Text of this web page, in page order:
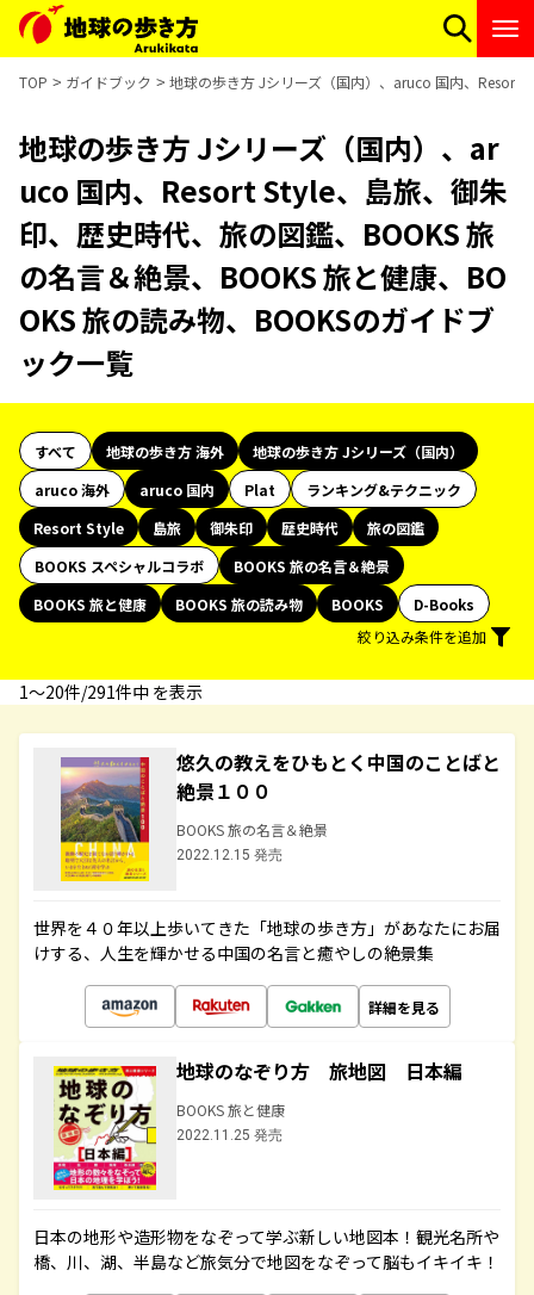
TOP ガイドブック 地球の歩き方 Jシリーズ（国内）、aruco 国内、Resort
地球の歩き方 Jシリーズ（国内）、ar
uco 国内、Resort Style、島旅、御朱
印、歴史時代、旅の図鑑、BOOKS 旅
の名言＆絶景、BOOKS 旅と健康、BO
OKS 旅の読み物、BOOKSのガイドブ
ック一覧
すべて 地球の歩き方 海外
地球の歩き方 Jシリーズ（国内）
aruco 海外
aruco 国内 Plat
ランキング&テクニック
Resort Style
島旅 御朱印 歴史時代
旅の図鑑
BOOKS スペシャルコラボ
BOOKS 旅の名言＆絶景
BOOKS 旅と健康
BOOKS 旅の読み物 BOOKS
D-Books
絞り込み条件を追加
1〜20件/291件中 を表示
悠久の教えをひもとく中国のことばと
絶景１００
BOOKS 旅の名言＆絶景
2022.12.15 発売
世界を４０年以上歩いてきた「地球の歩き方」があなたにお届
けする、人生を輝かせる中国の名言と癒やしの絶景集
詳細を見る
地球のなぞり方 旅地図 日本編
BOOKS 旅と健康
2022.11.25 発売
日本の地形や造形物をなぞって学ぶ新しい地図本！観光名所や
橋、川、湖、半島など旅気分で地図をなぞって脳もイキイキ！